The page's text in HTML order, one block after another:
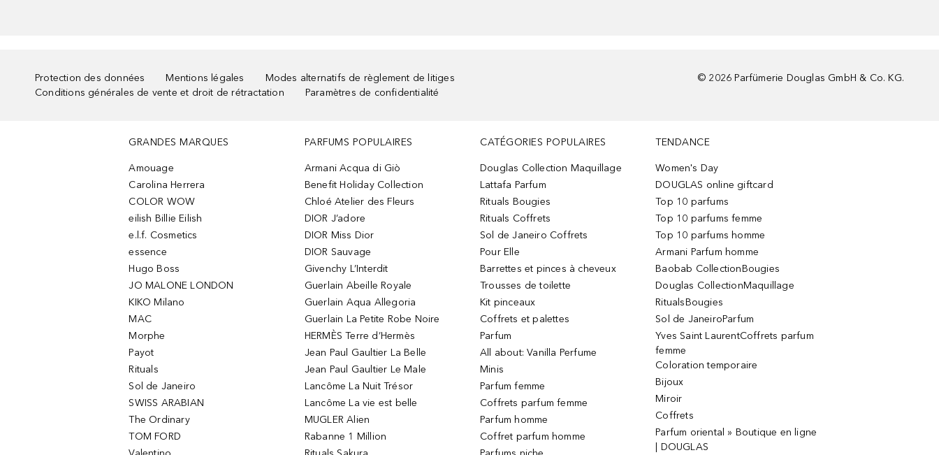
Protection des données Mentions légales
Modes alternatifs de règlement de litiges
Conditions générales de vente et droit de rétractation
Paramètres de confidentialité
© 2026 Parfümerie Douglas GmbH & Co. KG.
GRANDES MARQUES
Amouage
Carolina Herrera
COLOR WOW
eilish Billie Eilish
e.l.f. Cosmetics
essence
Hugo Boss
JO MALONE LONDON
KIKO Milano
MAC
Morphe
Payot
Rituals
Sol de Janeiro
SWISS ARABIAN
The Ordinary
TOM FORD
PARFUMS POPULAIRES
Armani Acqua di Giò
Benefit Holiday Collection
Chloé Atelier des Fleurs
DIOR J’adore
DIOR Miss Dior
DIOR Sauvage
Givenchy L’Interdit
Guerlain Abeille Royale
Guerlain Aqua Allegoria
Guerlain La Petite Robe Noire
HERMÈS Terre d’Hermès
Jean Paul Gaultier La Belle
Jean Paul Gaultier Le Male
Lancôme La Nuit Trésor
Lancôme La vie est belle
MUGLER Alien
Rabanne 1 Million
CATÉGORIES POPULAIRES
Douglas Collection Maquillage
Lattafa Parfum
Rituals Bougies
Rituals Coffrets
Sol de Janeiro Coffrets
Pour Elle
Barrettes et pinces à cheveux
Trousses de toilette
Kit pinceaux
Coffrets et palettes
Parfum
All about: Vanilla Perfume
Minis
Parfum femme
Coffrets parfum femme
Parfum homme
Coffret parfum homme
TENDANCE
Women's Day
DOUGLAS online giftcard
Top 10 parfums
Top 10 parfums femme
Top 10 parfums homme
Armani Parfum homme
Baobab CollectionBougies
Douglas CollectionMaquillage
RitualsBougies
Sol de JaneiroParfum
Yves Saint LaurentCoffrets parfum
femme
Coloration temporaire
Bijoux
Miroir
Coffrets
Parfum oriental » Boutique en ligne
| DOUGLAS